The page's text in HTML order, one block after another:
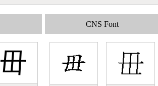
毌
CNS Font